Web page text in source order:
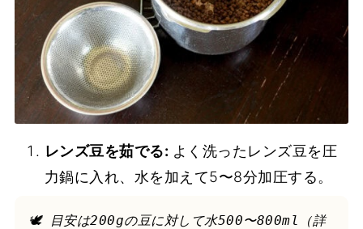
レンズ豆を茹でる: よく洗ったレンズ豆を圧
力鍋に入れ、水を加えて5〜8分加圧する。
🕊 目安は200gの豆に対して水500〜800ml（詳